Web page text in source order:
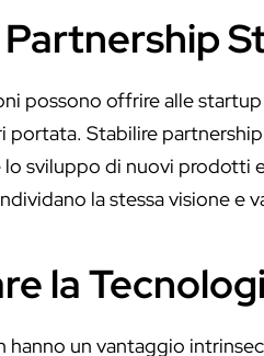
possono offrire alle
portata. Stabilire
lo sviluppo di nuovi prodotti
la stessa visione e
la
hanno un vantaggio